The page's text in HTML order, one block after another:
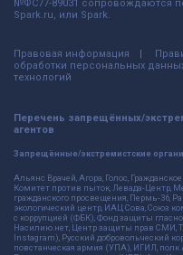
№ФС77-89031 сопровождаются
Spark.ru, или Spark.
Правовая информация
обработки персональных
технологий
Перечень запрещённых/
агентов
Запрещённые/экстремистские
Альянс Врачей, Агора, Голос,
Комитет против пыток, Левада-Центр,
гражданского просвещения, Пермь-36,
экологический центр, ИАЦ Сова, Союз
с коррупцией (ФБК), Фонд защиты
Насилию.нет, Центр защиты прав СМИ,
Instagram), Русский добровольческий
повстанческая армия (УПА), ИГИЛ, полк